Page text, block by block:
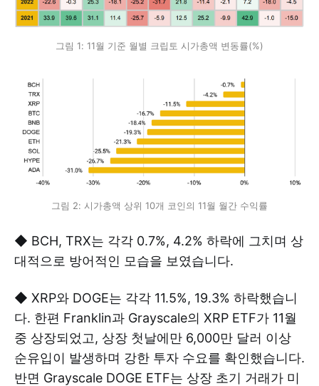
그림 1: 11월 기준 월별 크립토 시가총액 변동률(%)
그림 2: 시가총액 상위 10개 코인의 11월 월간 수익률
◆ BCH, TRX는 각각 0.7%, 4.2% 하락에 그치며 상
대적으로 방어적인 모습을 보였습니다.
◆ XRP와 DOGE는 각각 11.5%, 19.3% 하락했습니
다. 한편 Franklin과 Grayscale의 XRP ETF가 11월
중 상장되었고, 상장 첫날에만 6,000만 달러 이상
순유입이 발생하며 강한 투자 수요를 확인했습니다.
반면 Grayscale DOGE ETF는 상장 초기 거래가 미